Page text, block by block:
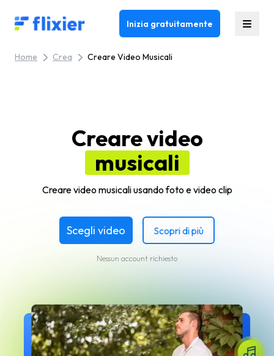
Flixier logo - Home Inizia gratuitamente
Home Crea Creare Video Musicali
Creare video
musicali
Creare video musicali usando foto e video clip
Scegli video Scopri di più
Nessun account richiesto